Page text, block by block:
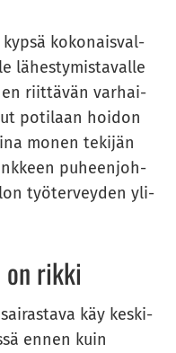
kypsä ko­ko­nais­val­
lä­hes­ty­mis­ta­val­le
riit­tä­vän var­hai­
po­ti­laan hoi­don
monen te­ki­jän
pu­heen­joh­
työ­ter­vey­den yli­
rikki
käy kes­ki­
ennen kuin